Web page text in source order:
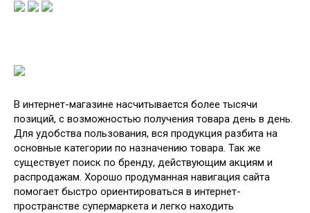
В интернет-магазине насчитывается более тысячи
позиций, с возможностью получения товара день в день.
Для удобства пользования, вся продукция разбита на
основные категории по назначению товара. Так же
существует поиск по бренду, действующим акциям и
распродажам. Хорошо продуманная навигация сайта
помогает быстро ориентироваться в интернет-
пространстве супермаркета и легко находить